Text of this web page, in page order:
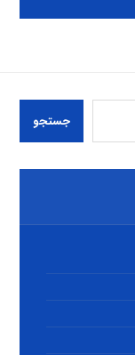
جستجو